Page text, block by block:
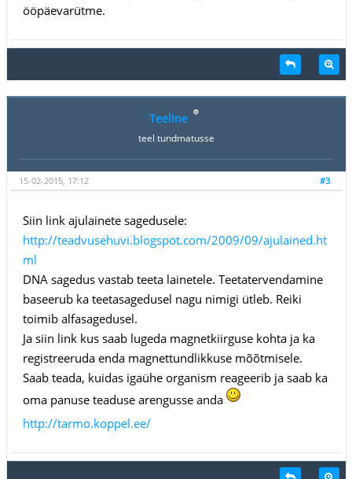
ööpäevarütme.
Teeline
teel tundmatusse
#3
15-02-2015, 17:12
Siin link ajulainete sagedusele:
http://teadvusehuvi.blogspot.com/2009/09/ajulained.ht
ml
DNA sagedus vastab teeta lainetele. Teetatervendamine
baseerub ka teetasagedusel nagu nimigi ütleb. Reiki
toimib alfasagedusel.
Ja siin link kus saab lugeda magnetkiirguse kohta ja ka
registreeruda enda magnettundlikkuse mõõtmisele.
Saab teada, kuidas igaühe organism reageerib ja saab ka
oma panuse teaduse arengusse anda
http://tarmo.koppel.ee/